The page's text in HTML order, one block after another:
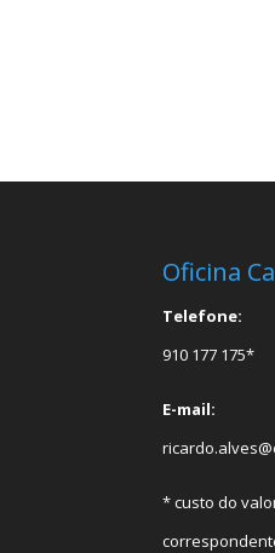
Oficina
Telefone:
910 177 175*
E-mail:
* custo do